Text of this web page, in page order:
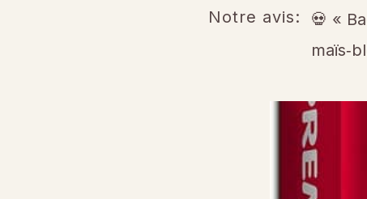
💀 «
Notre avis: